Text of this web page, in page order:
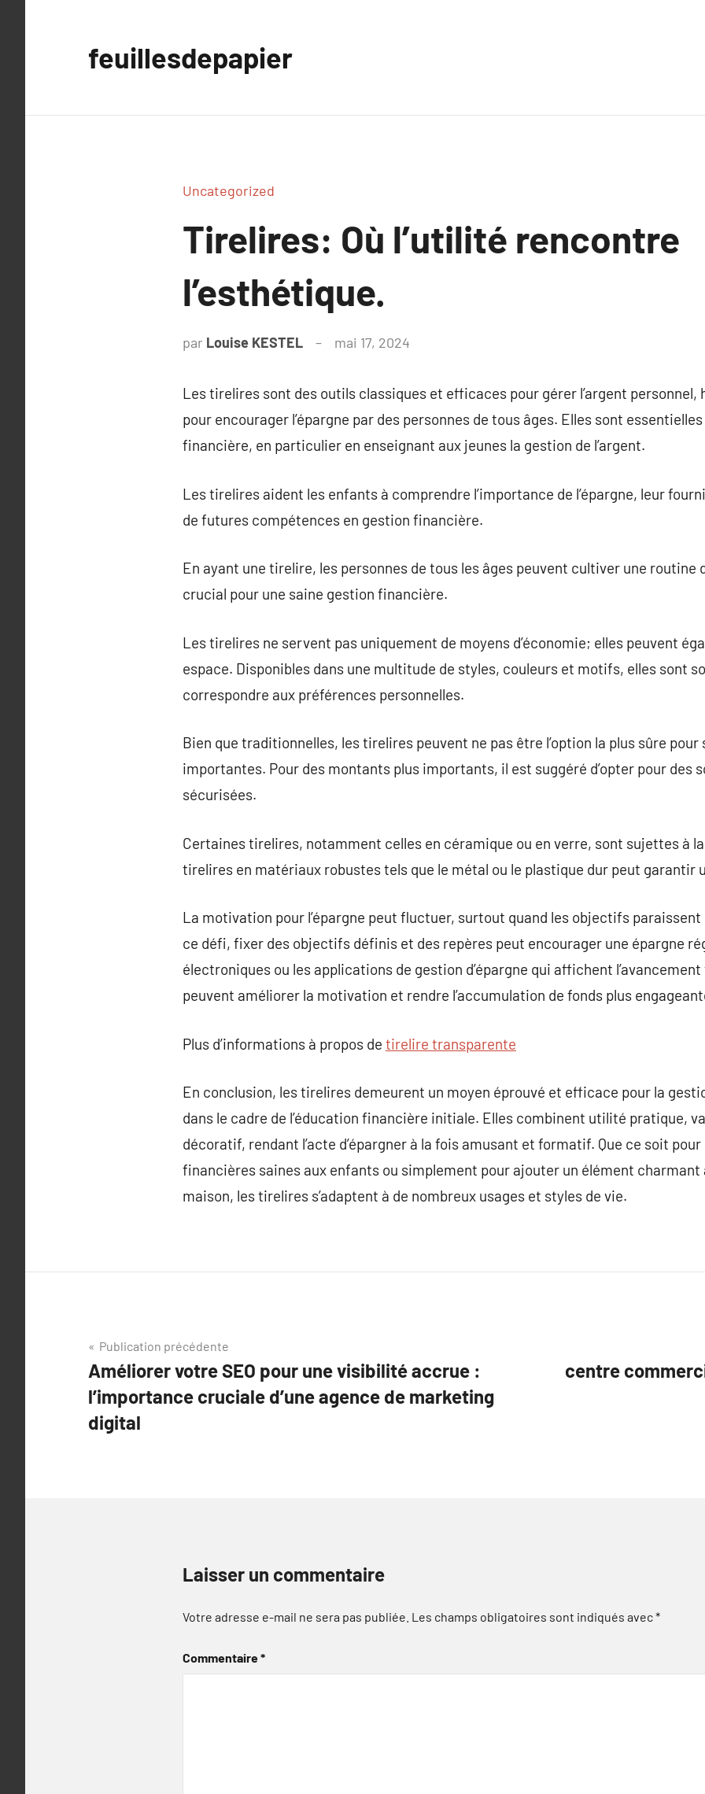
feuillesdepapier
Uncategorized
Tirelires: Où l’utilité rencontre
l’esthétique.
par Louise KESTEL mai 17, 2024
Les tirelires sont des outils classiques et efficaces pour gérer l’argent
pour encourager l’épargne par des personnes de tous âges. Elles sont essentielles
financière, en particulier en enseignant aux jeunes la gestion de l’argent.
Les tirelires aident les enfants à comprendre l’importance de l’épargne, leur
de futures compétences en gestion financière.
En ayant une tirelire, les personnes de tous les âges peuvent cultiver une routine
crucial pour une saine gestion financière.
Les tirelires ne servent pas uniquement de moyens d’économie; elles peuvent
espace. Disponibles dans une multitude de styles, couleurs et motifs, elles sont
correspondre aux préférences personnelles.
Bien que traditionnelles, les tirelires peuvent ne pas être l’option la plus sûre
importantes. Pour des montants plus importants, il est suggéré d’opter pour des
sécurisées.
Certaines tirelires, notamment celles en céramique ou en verre, sont sujettes à
tirelires en matériaux robustes tels que le métal ou le plastique dur peut garantir
La motivation pour l’épargne peut fluctuer, surtout quand les objectifs
ce défi, fixer des objectifs définis et des repères peut encourager une épargne
électroniques ou les applications de gestion d’épargne qui affichent
peuvent améliorer la motivation et rendre l’accumulation de fonds plus
Plus d’informations à propos de tirelire transparente
En conclusion, les tirelires demeurent un moyen éprouvé et efficace pour la
dans le cadre de l’éducation financière initiale. Elles combinent utilité pratique,
décoratif, rendant l’acte d’épargner à la fois amusant et formatif. Que ce soit
financières saines aux enfants ou simplement pour ajouter un élément charmant
maison, les tirelires s’adaptent à de nombreux usages et styles de vie.
Navigation
de
l’article
Publication précédente
Améliorer votre SEO pour une visibilité accrue :
l’importance cruciale d’une agence de marketing
digital
centre
Laisser un commentaire
Votre adresse e-mail ne sera pas publiée. Les champs obligatoires sont indiqués avec*
Commentaire*